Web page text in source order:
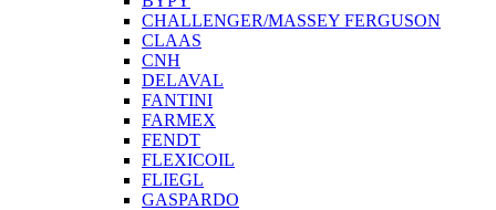
CHALLENGER/MASSEY FERGUSON
CLAAS
CNH
DELAVAL
FANTINI
FARMEX
FENDT
FLEXICOIL
FLIEGL
GASPARDO